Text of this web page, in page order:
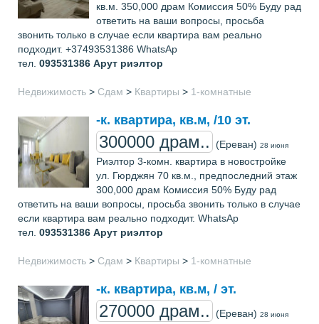
кв.м. 350,000 драм Комиссия 50% Буду рад
ответить на ваши вопросы, просьба
звонить только в случае если квартира вам реально
подходит. +37493531386 WhatsAp
тел. 093531386 Арут риэлтор
Недвижимость > Сдам > Квартиры > 1-комнатные
-к. квартира, кв.м, /10 эт.
300000 драм.. (Ереван) 28 июня
Риэлтор 3-комн. квартира в новостройке
ул. Гюрджян 70 кв.м., предпоследний этаж
300,000 драм Комиссия 50% Буду рад
ответить на ваши вопросы, просьба звонить только в случае
если квартира вам реально подходит. WhatsAp
тел. 093531386 Арут риэлтор
Недвижимость > Сдам > Квартиры > 1-комнатные
-к. квартира, кв.м, / эт.
270000 драм.. (Ереван) 28 июня